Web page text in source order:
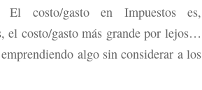
costo/gasto en Impuestos es,
el costo/gasto más grande por lejos…
algo sin considerar a los